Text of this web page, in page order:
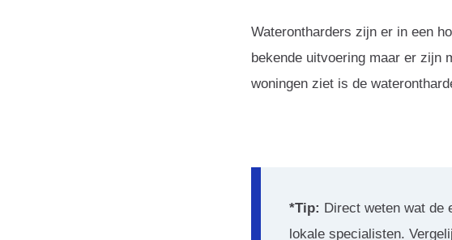
Waterontharders zijn er in een
bekende uitvoering maar er zijn
woningen ziet is de
*Tip: Direct weten wat de
lokale specialisten.